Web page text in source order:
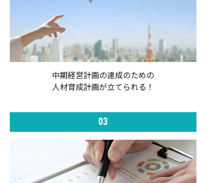
中期経営計画の達成のための
人材育成計画が立てられる！
03